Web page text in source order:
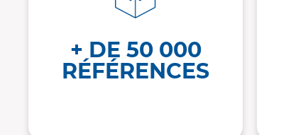
+ DE 50 000
RÉFÉRENCES